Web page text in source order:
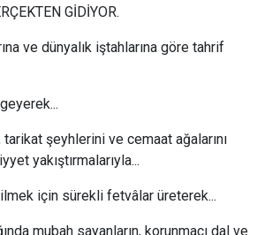
GİDİYOR.
ve dünyalık iştahlarına göre tahrif
şeyhlerini ve cemaat ağalarını
yakıştırmalarıyla...
için sürekli fetvâlar üreterek...
mubah sayanların, korunmacı dal ve